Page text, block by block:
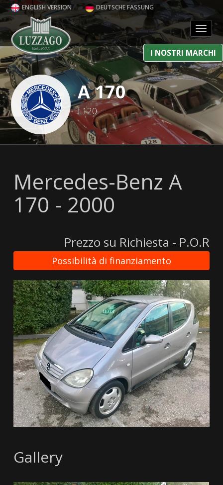
ENGLISH VERSION DEUTSCHE FASSUNG
I NOSTRI MARCHI
A 170
L120
Mercedes-Benz A
170 - 2000
Prezzo su Richiesta - P.O.R
Possibilità di finanziamento
Gallery